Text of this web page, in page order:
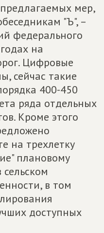
мер,
"Ъ", –
федерального
на
Цифровые
сейчас такие
400-450
ряда отдельных
Кроме этого
на трехлетку
плановому
в том
доступных